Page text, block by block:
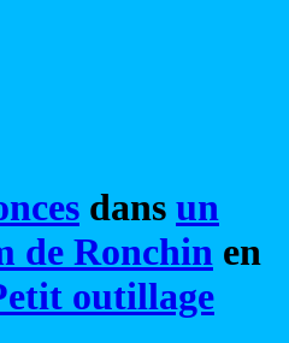
dans un
de Ronchin en
outillage